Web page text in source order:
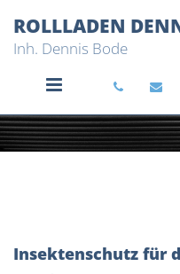
ROLLLADEN
Inh. Dennis Bode
 
Insektenschutz für